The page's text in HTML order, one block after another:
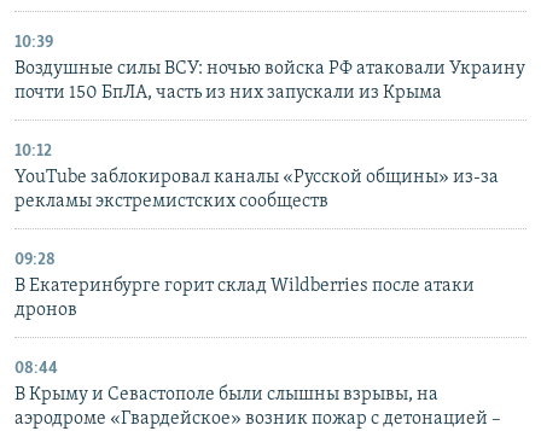
10:39
Воздушные силы ВСУ: ночью войска РФ атаковали Украину
почти 150 БпЛА, часть из них запускали из Крыма
10:12
YouTube заблокировал каналы «Русской общины» из-за
рекламы экстремистских сообществ
09:28
В Екатеринбурге горит склад Wildberries после атаки
дронов
08:44
В Крыму и Севастополе были слышны взрывы, на
аэродроме «Гвардейское» возник пожар с детонацией –